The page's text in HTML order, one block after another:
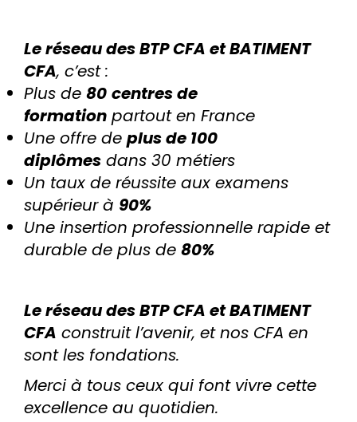
Le réseau des BTP CFA et BATIMENT
CFA, c’est :
Plus de 80 centres de
formation partout en France
Une offre de plus de 100
diplômes dans 30 métiers
Un taux de réussite aux examens
supérieur à 90%
Une insertion professionnelle rapide et
durable de plus de 80%
Le réseau des BTP CFA et BATIMENT
CFA construit l’avenir, et nos CFA en
sont les fondations.
Merci à tous ceux qui font vivre cette
excellence au quotidien.